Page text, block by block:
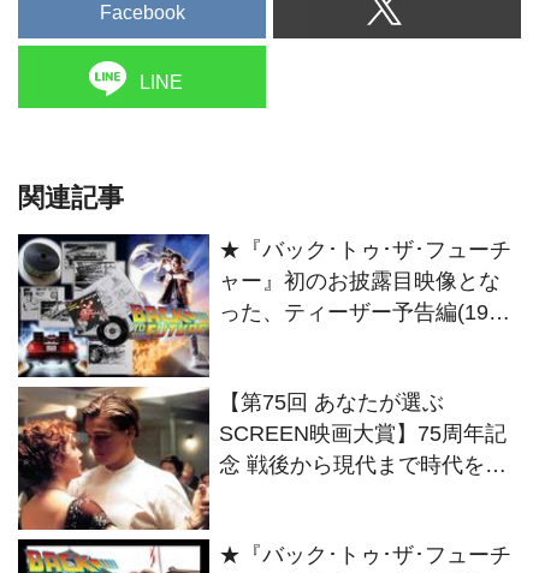
Facebook
LINE
関連記事
★『バック･トゥ･ザ･フューチ
ャー』初のお披露目映像とな
った、ティーザー予告編(1985)
【第75回 あなたが選ぶ
SCREEN映画大賞】75周年記
念 戦後から現代まで時代を映
★『バック･トゥ･ザ･フューチ